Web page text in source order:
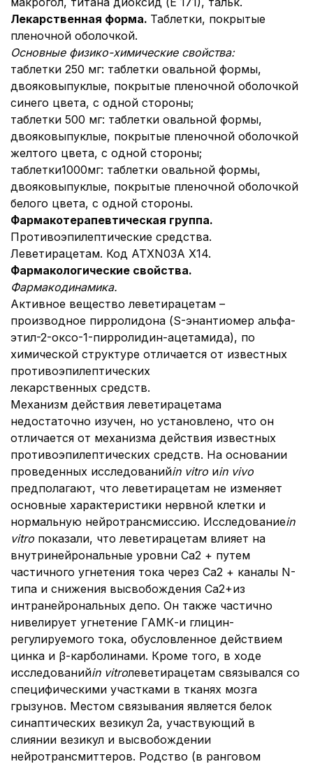
Лекарственная форма. Таблетки, покрытые
пленочной оболочкой.
Основные физико-химические свойства:
таблетки 250 мг: таблетки овальной формы,
двояковыпуклые, покрытые пленочной оболочкой
синего цвета, с одной стороны;
таблетки 500 мг: таблетки овальной формы,
двояковыпуклые, покрытые пленочной оболочкой
желтого цвета, с одной стороны;
таблетки1000мг: таблетки овальной формы,
двояковыпуклые, покрытые пленочной оболочкой
белого цвета, с одной стороны.
Фармакотерапевтическая группа.
Противоэпилептические средства.
Леветирацетам. Код ATXN03A Х14.
Фармакологические свойства.
Фармакодинамика.
Активное вещество леветирацетам –
производное пирролидона (S-энантиомер альфа-
этил-2-оксо-1-пирролидин-ацетамида), по
химической структуре отличается от известных
противоэпилептических
лекарственных средств.
Механизм действия леветирацетама
недостаточно изучен, но установлено, что он
отличается от механизма действия известных
противоэпилептических средств. На основании
проведенных исследованийin vitro иin vivo
предполагают, что леветирацетам не изменяет
основные характеристики нервной клетки и
нормальную нейротрансмиссию. Исследованиеin
vitro показали, что леветирацетам влияет на
внутринейрональные уровни Са2 + путем
частичного угнетения тока через Са2 + каналы N-
типа и снижения высвобождения Ca2+из
интранейрональных депо. Он также частично
нивелирует угнетение ГАМК-и глицин-
регулируемого тока, обусловленное действием
цинка и β-карболинами. Кроме того, в ходе
исследованийin vitroлеветирацетам связывался со
специфическими участками в тканях мозга
грызунов. Местом связывания является белок
синаптических везикул 2а, участвующий в
слиянии везикул и высвобождении
нейротрансмиттеров. Родство (в ранговом